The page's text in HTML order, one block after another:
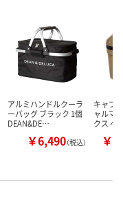
アルミハンドルクーラ
ーバッグ ブラック 1個
DEAN&DE…
￥6,490（税込）
キャプ
ャルマ
クス ベ
￥